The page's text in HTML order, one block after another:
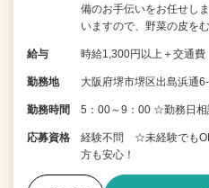
備のお手伝いをお任せし
いますので、野菜の皮を
給与 時給1,300円以上＋交通費
勤務地 大阪府堺市堺区出島浜通
勤務時間 5：00～9：00 ☆勤務日相
応募資格
経験不問 ☆未経験でも
方も安心！